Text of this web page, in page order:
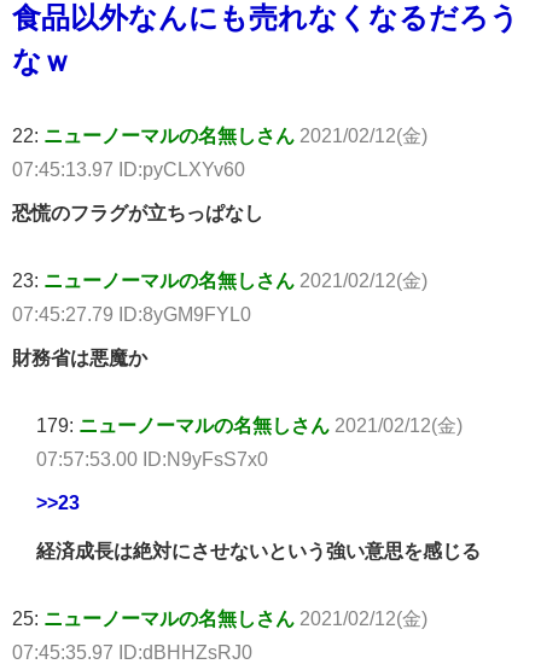
食品以外なんにも売れなくなるだろう
なｗ
22: ニューノーマルの名無しさん 2021/02/12(金)
07:45:13.97 ID:pyCLXYv60
恐慌のフラグが立ちっぱなし
23: ニューノーマルの名無しさん 2021/02/12(金)
07:45:27.79 ID:8yGM9FYL0
財務省は悪魔か
179: ニューノーマルの名無しさん 2021/02/12(金)
07:57:53.00 ID:N9yFsS7x0
>>23
経済成長は絶対にさせないという強い意思を感じる
25: ニューノーマルの名無しさん 2021/02/12(金)
07:45:35.97 ID:dBHHZsRJ0